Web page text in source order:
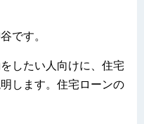
です。
したい人向けに、住宅
します。住宅ローンの